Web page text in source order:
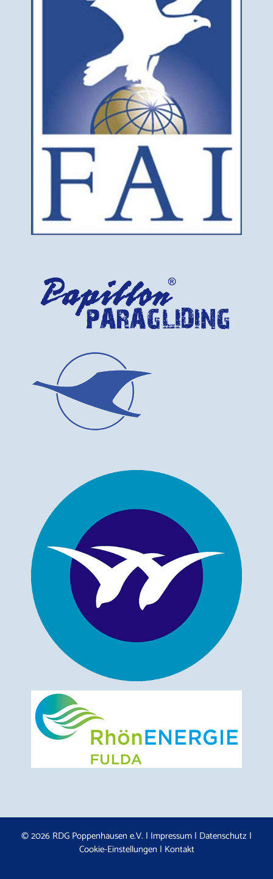
© 2026 RDG Poppenhausen e.V. | Impressum | Datenschutz |
Cookie-Einstellungen | Kontakt